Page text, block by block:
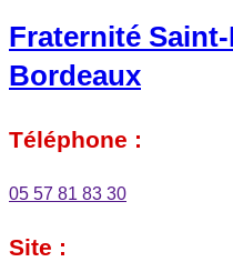
Fraternité
Bordeaux
Téléphone :
05 57 81 83 30
Site :